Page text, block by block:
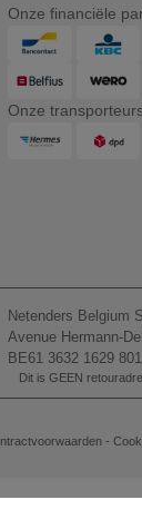
Onze financiële
Onze
Netenders Belgium
Avenue Hermann-
BE61 3632 1629
Dit is GEEN
-